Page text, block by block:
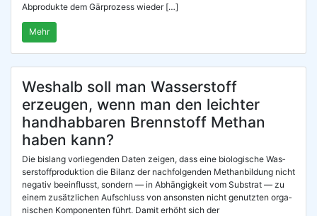
Abpro­duk­te dem Gär­pro­zess wieder […]
Mehr
Weshalb soll man Wasserstoff
erzeugen, wenn man den leichter
handhabbaren Brennstoff Methan
haben kann?
Die bis­lang vor­lie­gen­den Daten zei­gen, dass eine bio­lo­gi­sche Was­
ser­stoff­pro­duk­ti­on die Bilanz der nach­fol­gen­den Methan­bil­dung nicht
nega­tiv beein­flusst, son­dern — in Abhän­gig­keit vom Sub­strat — zu
einem zusätz­li­chen Auf­schluss von ansons­ten nicht genutz­ten orga­
ni­schen Kom­po­nen­ten führt. Damit erhöht sich der